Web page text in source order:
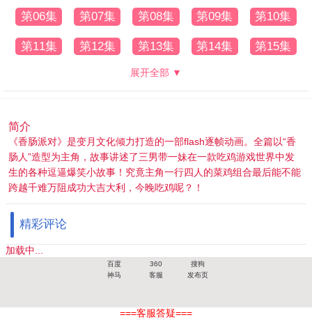
第06集 第07集 第08集 第09集 第10集
第11集 第12集 第13集 第14集 第15集
展开全部 ▼
简介
《香肠派对》是变月文化倾力打造的一部flash逐帧动画。全篇以“香
肠人”造型为主角，故事讲述了三男带一妹在一款吃鸡游戏世界中发
生的各种逗逼爆笑小故事！究竟主角一行四人的菜鸡组合最后能不能
跨越千难万阻成功大吉大利，今晚吃鸡呢？！
精彩评论
加载中...
百度 360
搜狗
神马
客服 发布页
===客服答疑===